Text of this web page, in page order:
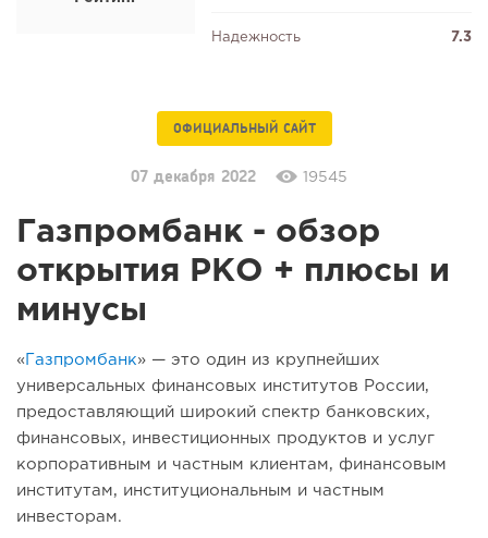
Надежность 7.3
ОФИЦИАЛЬНЫЙ САЙТ
07 декабря 2022 19545
Газпромбанк - обзор
открытия РКО + плюсы и
минусы
« Газпромбанк» — это один из крупнейших
универсальных финансовых институтов России,
предоставляющий широкий спектр банковских,
финансовых, инвестиционных продуктов и услуг
корпоративным и частным клиентам, финансовым
институтам, институциональным и частным
инвесторам.